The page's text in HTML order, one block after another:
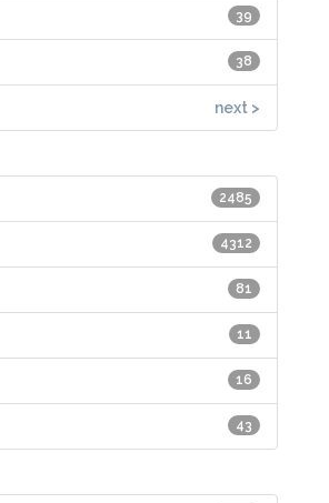
39
38
next >
2485
4312
81
11
16
43